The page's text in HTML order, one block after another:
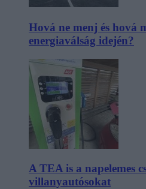
Hová ne menj és hová
energiaválság idején?
A TEA is a napelemes
villanyautósokat